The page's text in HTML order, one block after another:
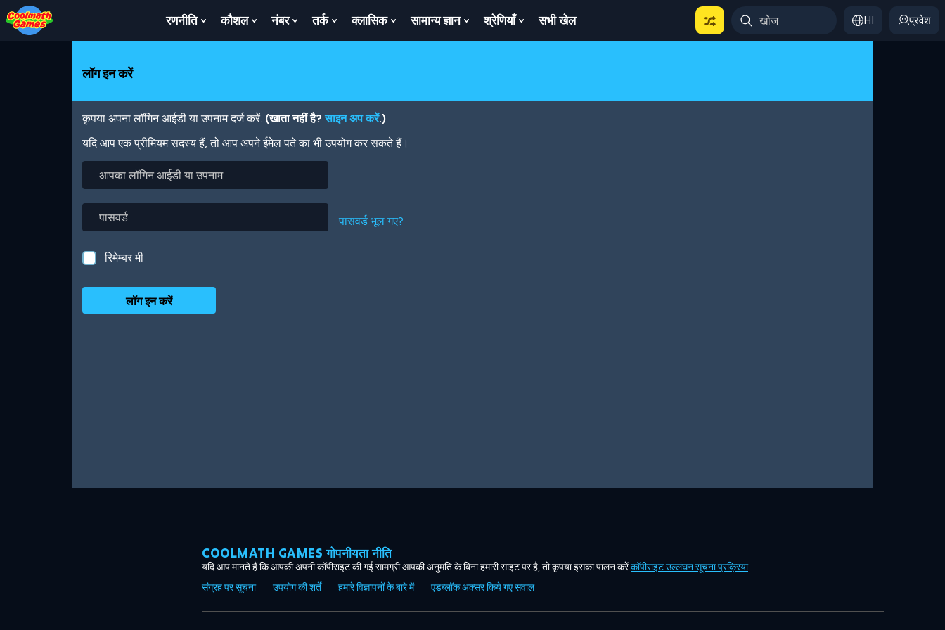
Skip
to
Top
Skip
to
Navigation
Skip
to
Main
Skip
to
Footer
Skip
to
main
रणनीति
Show
Submenu
कौशल
Show
Submenu
नंबर
Show
Submenu
तर्क
Show
Submenu
क्लासिक
Show
Submenu
सामान्य ज्ञान
Show
Submenu
श्रेणियाँ
Show
Submenu
सभी खेल HI प्रवेश
लॉग इन करें
कृपया अपना लॉगिन आईडी या उपनाम दर्ज करें. (खाता नहीं है?साइन अप करें.)
यदि आप एक प्रीमियम सदस्य हैं, तो आप अपने ईमेल पते का भी उपयोग कर सकते हैं।
लॉगिन
या
उपनाम
पासवर्ड भूल गए?
रिमेम्बर मी
COOLMATH GAMES गोपनीयता नीति
यदि आप मानते हैं कि आपकी अपनी कॉपीराइट की गई सामग्री आपकी अनुमति के बिना हमारी साइट पर है, तो कृपया इसका पालन करेंकॉपीराइट उल्लंघन सूचना प्रक्रिया.
संग्रह पर सूचना
उपयोग की शर्तें हमारे विज्ञापनों के बारे में एडब्लॉक अक्सर किये गए सवाल